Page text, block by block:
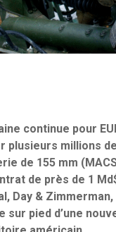
continue pour
plusieurs millions
de 155 mm
de près de 1
Day & Zimmerman,
sur pied d’une